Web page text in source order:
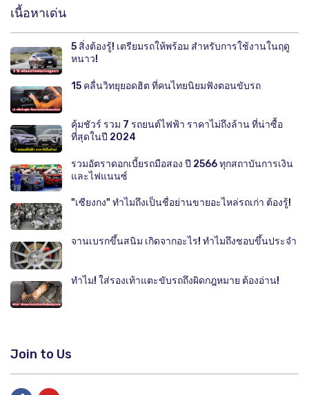
เนื้อหาเด่น
5 สิ่งต้องรู้! เตรียมรถให้พร้อม สำหรับการใช้งานในฤดู
หนาว!
15 คลื่นวิทยุยอดฮิต ที่คนไทยนิยมฟังตอนขับรถ
คุ้มชัวร์ รวม 7 รถยนต์ไฟฟ้า ราคาไม่ถึงล้าน ที่น่าซื้อ
ที่สุดในปี 2024
รวมอัตราดอกเบี้ยรถมือสอง ปี 2566 ทุกสถาบันการเงิน
และไฟแนนซ์
"เซียงกง" ทำไมถึงเป็นชื่อย่านขายอะไหล่รถเก่า ต้องรู้!
จานเบรกขึ้นสนิม เกิดจากอะไร! ทำไมถึงชอบขึ้นประจำ
ทำไม! ใส่รองเท้าแตะขับรถถึงผิดกฎหมาย ต้องอ่าน!
Join to Us